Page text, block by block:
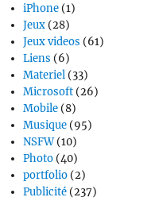
iPhone (1)
Jeux (28)
Jeux videos (61)
Liens (6)
Materiel (33)
Microsoft (26)
Mobile (8)
Musique (95)
NSFW(10)
Photo (40)
portfolio (2)
Publicité (237)